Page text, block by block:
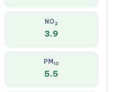
NO2
3.9
PM 10
5.5